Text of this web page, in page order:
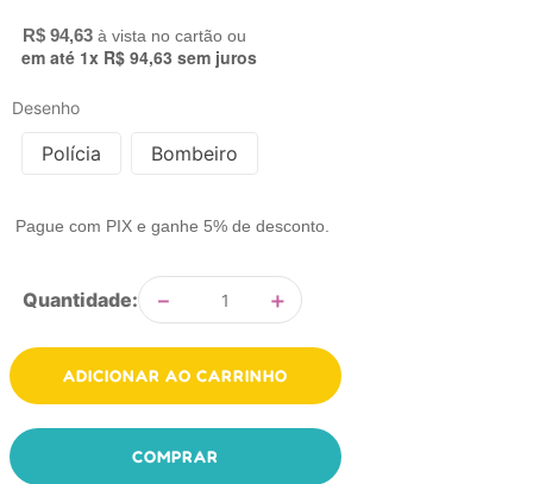
R$ 94,63
em até 1x R$ 94,63 sem juros
Desenho
Polícia Bombeiro
Pague com PIX e ganhe 5% de desconto.
Quantidade ＋
－
ADICIONAR AO CARRINHO
COMPRAR